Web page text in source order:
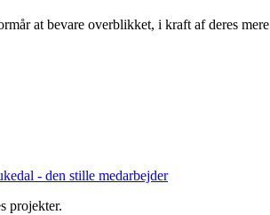
at bevare overblikket, i kraft af deres
projekter.